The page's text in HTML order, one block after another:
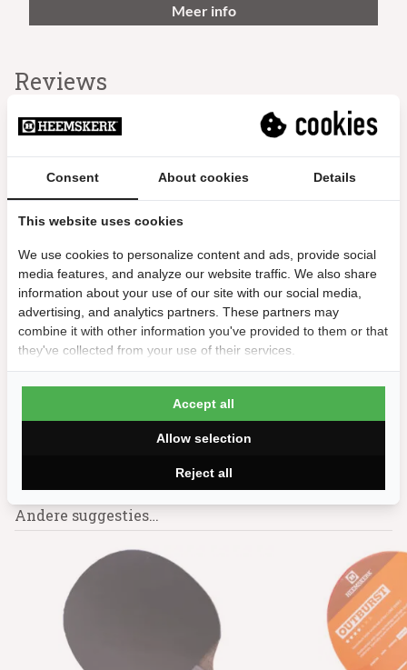
Meer info
Reviews
10/10
Hoop op een fijn batje met extra spinmogelijkheden.
Ron Vos | 9 juli 2024
Mooie ervaring
Als amateur-/vrijetijdspeler blij verrast hoe fijn ik met dit
batje overweg kan en hoe veel meer effect aan de bal mee te
geven is.
Andere suggesties…
Consent About cookies Details
This website uses cookies
We use cookies to personalize content and ads, provide social
media features, and analyze our website traffic. We also share
information about your use of our site with our social media,
advertising, and analytics partners. These partners may
combine it with other information you've provided to them or that
they've collected from your use of their services.
Reject all
Allow selection
Accept all